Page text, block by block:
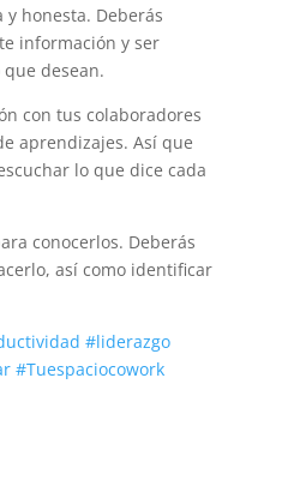
honesta. Deberás
información y ser
desean.
con tus colaboradores
aprendizajes. Así que
lo que dice cada
conocerlos. Deberás
así como identificar
#liderazgo
#Tuespaciocowork